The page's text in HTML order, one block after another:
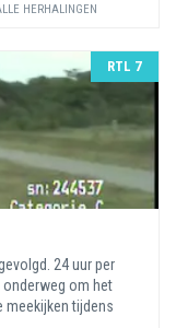
HERHALINGEN
RTL 7
24 uur per
onderweg om het
meekijken tijdens